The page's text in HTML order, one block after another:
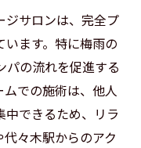
ジサロンは、完全プ
ます。特に梅雨の
パの流れを促進する
での施術は、他人
できるため、リラ
々木駅からのアク